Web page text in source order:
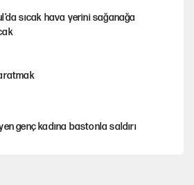
sıcak hava yerini sağanağa
genç kadına bastonla saldırı